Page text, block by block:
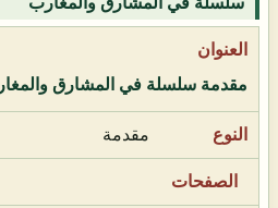
مقدمة سلسلة في المشارق
مقدمة